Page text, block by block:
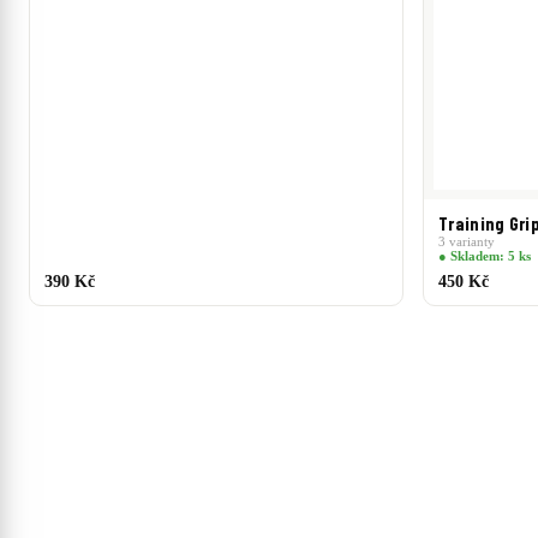
390 Kč
Training
3 varianty
● Skladem: 5 ks
450 Kč